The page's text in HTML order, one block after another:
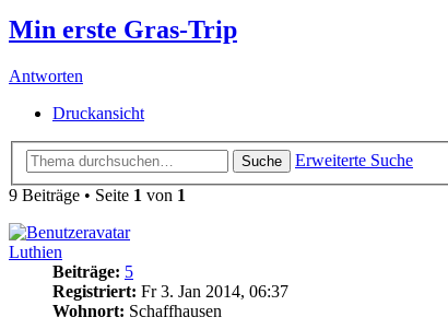
Min erste Gras-Trip
Antworten
Druckansicht
Suche
Erweiterte Suche
9 Beiträge • Seite 1 von 1
Luthien
Beiträge: 5
Registriert: Fr 3. Jan 2014, 06:37
Wohnort: Schaffhausen